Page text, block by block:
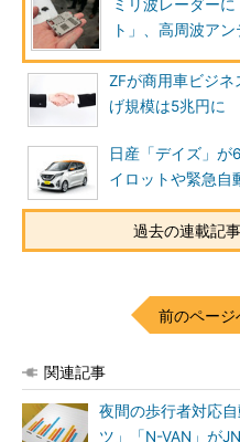
ミリ波レーダー
ト」、高周波ア
ZFが商用車ビジネ
げ規模は5兆円に
日産「デイズ」が
イロットや緊急自
過去の連載記
前のページ
関連記事
夜間の歩行者対応
ツ」「N-VAN」が